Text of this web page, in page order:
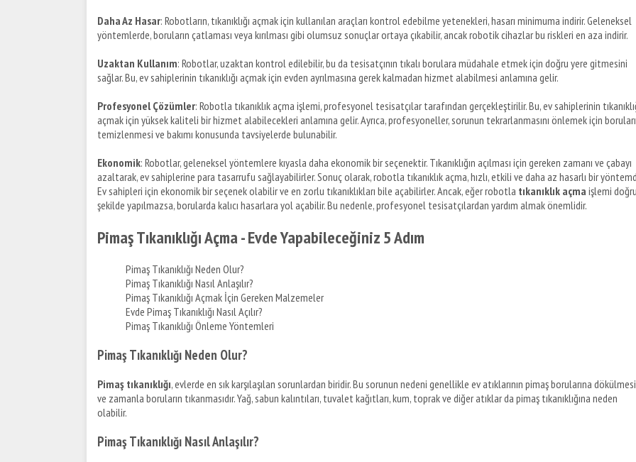
Daha Az Hasar: Robotların, tıkanıklığı açmak için kullanılan araçları kontrol edebilme yetenekleri, hasarı minimuma indirir. Geleneksel
yöntemlerde, boruların çatlaması veya kırılması gibi olumsuz sonuçlar ortaya çıkabilir, ancak robotik cihazlar bu riskleri en aza indirir.
Uzaktan Kullanım: Robotlar, uzaktan kontrol edilebilir, bu da tesisatçının tıkalı borulara müdahale etmek için doğru yere gitmesini
sağlar. Bu, ev sahiplerinin tıkanıklığı açmak için evden ayrılmasına gerek kalmadan hizmet alabilmesi anlamına gelir.
Profesyonel Çözümler: Robotla tıkanıklık açma işlemi, profesyonel tesisatçılar tarafından gerçekleştirilir. Bu, ev sahiplerinin
açmak için yüksek kaliteli bir hizmet alabilecekleri anlamına gelir. Ayrıca, profesyoneller, sorunun tekrarlanmasını önlemek için
temizlenmesi ve bakımı konusunda tavsiyelerde bulunabilir.
Ekonomik: Robotlar, geleneksel yöntemlere kıyasla daha ekonomik bir seçenektir. Tıkanıklığın açılması için gereken zamanı ve çabayı
azaltarak, ev sahiplerine para tasarrufu sağlayabilirler. Sonuç olarak, robotla tıkanıklık açma, hızlı, etkili ve daha az hasarlı bir
Ev sahipleri için ekonomik bir seçenek olabilir ve en zorlu tıkanıklıkları bile açabilirler. Ancak, eğer robotla tıkanıklık açma işlemi doğru
şekilde yapılmazsa, borularda kalıcı hasarlara yol açabilir. Bu nedenle, profesyonel tesisatçılardan yardım almak önemlidir.
Pimaş Tıkanıklığı Açma - Evde Yapabileceğiniz 5 Adım
Pimaş Tıkanıklığı Neden Olur?
Pimaş Tıkanıklığı Nasıl Anlaşılır?
Pimaş Tıkanıklığı Açmak İçin Gereken Malzemeler
Evde Pimaş Tıkanıklığı Nasıl Açılır?
Pimaş Tıkanıklığı Önleme Yöntemleri
Pimaş Tıkanıklığı Neden Olur?
Pimaş tıkanıklığı, evlerde en sık karşılaşılan sorunlardan biridir. Bu sorunun nedeni genellikle ev atıklarının pimaş borularına dökülmesi
ve zamanla boruların tıkanmasıdır. Yağ, sabun kalıntıları, tuvalet kağıtları, kum, toprak ve diğer atıklar da pimaş tıkanıklığına neden
olabilir.
Pimaş Tıkanıklığı Nasıl Anlaşılır?